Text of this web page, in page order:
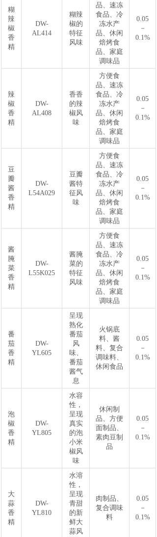
糊
辣
椒
香
精
DW-
AL414
糊辣
椒的
特征
风味
品、速冻
食品、冷
冻水产
品、休闲
焙烤食
品、家庭
调味品
0.05
－
0.1%
辣
椒
香
精
DW-
AL408
香香
的辣
椒风
味
方便食
品、速冻
食品、冷
冻水产
品、休闲
焙烤食
品、家庭
调味品
0.05
－
0.1%
豆
瓣
酱
香
精
DW-
L54A029
豆瓣
酱特
征风
味
方便食
品、速冻
食品、冷
冻水产
品、休闲
焙烤食
品、家庭
调味品
0.05
－
0.1%
酱
腌
菜
香
精
DW-
L55K025
酱腌
菜的
特征
风味
方便食
品、速冻
食品、冷
冻水产
品、休闲
焙烤食
品、家庭
调味品
0.05
－
0.1%
番
茄
香
精
DW-
YL605
呈现
熟化
番茄
风
味、
番茄
酱气
息
火锅底
料、酱
料、复合
调味料、
休闲食品
0.05
－
0.1%
泡
椒
香
精
DW-
YL805
水容
性，
呈现
真实
的泡
小米
椒风
味
休闲制
品、方便
面制品、
素肉豆制
品
0.05
－
0.1%
大
蒜
香
精
DW-
YL810
水溶
性，
呈现
青甜
的新
鲜大
蒜风
肉制品、
复合调味
料
0.05
－
0.1%